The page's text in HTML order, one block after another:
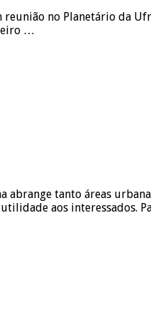
reunião no Planetário da
…
abrange tanto áreas
aos interessados.